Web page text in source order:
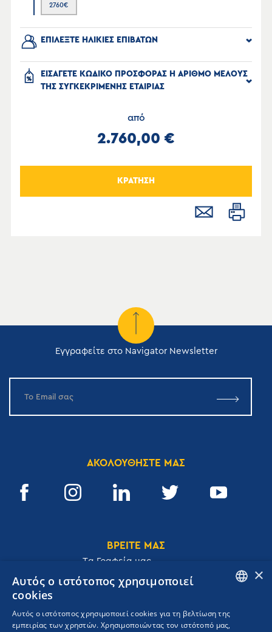
2760€
ΕΠΙΛΕΞΤΕ ΗΛΙΚΙΕΣ ΕΠΙΒΑΤΩΝ
ΕΙΣΑΓΕΤΕ ΚΩΔΙΚΟ ΠΡΟΣΦΟΡΑΣ Η ΑΡΙΘΜΟ ΜΕΛΟΥΣ
ΤΗΣ ΣΥΓΚΕΚΡΙΜΕΝΗΣ ΕΤΑΙΡΙΑΣ
από
2.760,00 €
ΚΡΑΤΗΣΗ
Εγγραφείτε στο Navigator Newsletter
ΑΚΟΛΟΥΘΗΣΤΕ ΜΑΣ
ΒΡΕΙΤΕ ΜΑΣ
Tα Γραφεία μας
Ακαδημίας 32, 106 72, Αθήνα, Ελλάδα
GREEK
×
Αυτός ο ιστότοπος χρησιμοποιεί
cookies
Αυτός ο ιστότοπος χρησιμοποιεί cookies για τη βελτίωση της
εμπειρίας των χρηστών. Χρησιμοποιώντας τον ιστότοπό μας,